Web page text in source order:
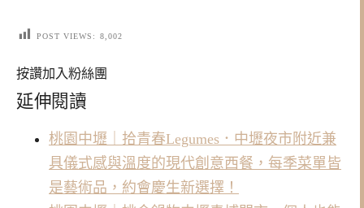
POST VIEWS: 8,002
按讚加入粉絲團
延伸閱讀
桃園中壢｜拾青春Legumes．中壢夜市附近兼
具儀式感與溫度的現代創意西餐，每季菜單皆
是藝術品，約會慶生新選擇！